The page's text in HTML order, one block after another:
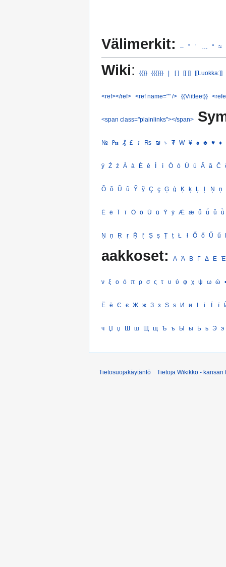
Välimerkit: – ” ’ ° ≈
Wiki: {{}} {{{}}} | [ ] [[ ]] [[Luokka:]]
<ref></ref> <ref name="" /> {{Viitteet}}
<span class="plainlinks"></span>
№ ₧ ₰ £ ៛ ₨ ₪ ৳ ₮ ₩ ¥ ♠ ♣ ♥ ♦
ý Ź ź À à È è Ì ì Ò ò Ù ù Â â Ĉ
Õ õ Ũ ũ Ỹ ỹ Ç ç Ģ ģ Ķ ķ Ļ ļ Ņ ņ
Ē ē Ī ī Ō ō Ū ū Ȳ ȳ Ǣ ǣ ǖ ǘ ǚ ǜ
Ṇ ṇ Ṛ ṛ Ṝ ṝ Ṣ ṣ Ṭ ṭ Ł ł Ő ő Ű ű
aakkoset: Α Ά Β Γ Δ Ε Έ
ν ξ ο ό π ρ σ ς τ υ ύ φ χ ψ ω ώ •
Ё ё Є є Ж ж З з Ѕ ѕ И и І і Ї ї
ч Џ џ Ш ш Щ щ Ъ ъ Ы ы Ь ь Э э
Tietosuojakäytäntö Tietoja Wikikko - kansan